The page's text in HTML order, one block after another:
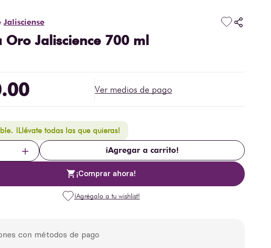
Jalisciense
Oro Jaliscience 700 ml
.00 Ver medios de pago
¡Llévate todas las que quieras!
＋ ¡Agregar a carrito!
¡Comprar ahora!
con métodos de pago